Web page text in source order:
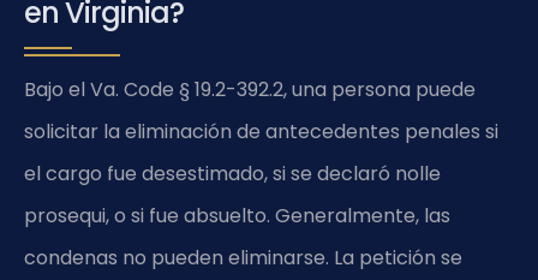
en Virginia?
Bajo el Va. Code § 19.2-392.2, una persona puede
solicitar la eliminación de antecedentes penales si
el cargo fue desestimado, si se declaró nolle
prosequi, o si fue absuelto. Generalmente, las
condenas no pueden eliminarse. La petición se